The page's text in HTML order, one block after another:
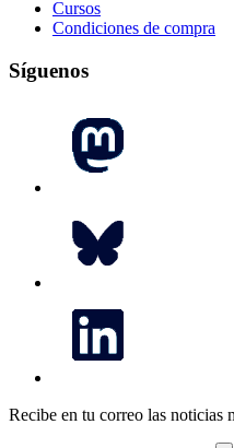
Cursos
Condiciones de compra
Síguenos
Recibe en tu correo las noticias